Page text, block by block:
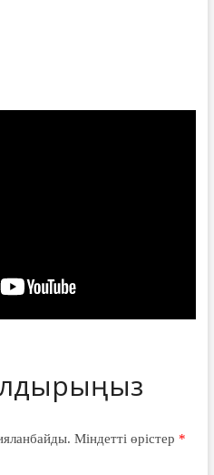
Міндетті өрістер *